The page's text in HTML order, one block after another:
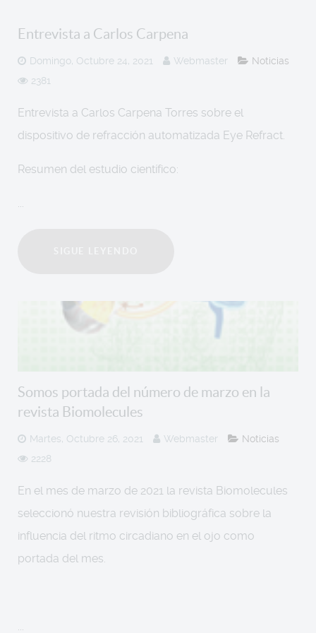
Entrevista a Carlos Carpena
Domingo, Octubre 24, 2021 Webmaster
Noticias
2381
Entrevista a Carlos Carpena Torres sobre el
dispositivo de refracción automatizada Eye Refract.
Resumen del estudio científico:
...
Somos portada del número de marzo en la
revista Biomolecules
Martes, Octubre 26, 2021 Webmaster
Noticias
2228
En el mes de marzo de 2021 la revista Biomolecules
seleccionó nuestra revisión bibliográfica sobre la
influencia del ritmo circadiano en el ojo como
portada del mes.
...